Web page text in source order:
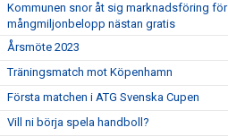
Kommunen snor åt sig marknadsföring för
mångmiljonbelopp nästan gratis
Årsmöte 2023
Träningsmatch mot Köpenhamn
Första matchen i ATG Svenska Cupen
Vill ni börja spela handboll?